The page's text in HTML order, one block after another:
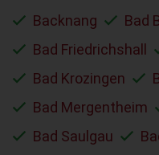
Backnang Bad
Bad Friedrichshall
Bad Krozingen
Bad Mergentheim
Bad Saulgau